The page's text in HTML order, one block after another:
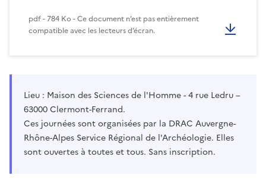
pdf - 784 Ko - Ce document n’est pas entièrement
compatible avec les lecteurs d’écran.
Lieu : Maison des Sciences de l'Homme - 4 rue Ledru –
63000 Clermont-Ferrand.
Ces journées sont organisées par la DRAC Auvergne-
Rhône-Alpes Service Régional de l'Archéologie. Elles
sont ouvertes à toutes et tous. Sans inscription.